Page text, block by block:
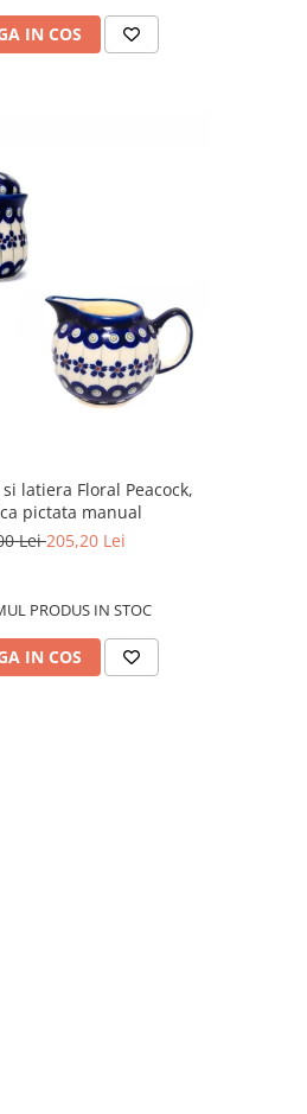
IN COS
latiera Floral Peacock,
pictata manual
Lei205,20 Lei
PRODUS IN STOC
IN COS